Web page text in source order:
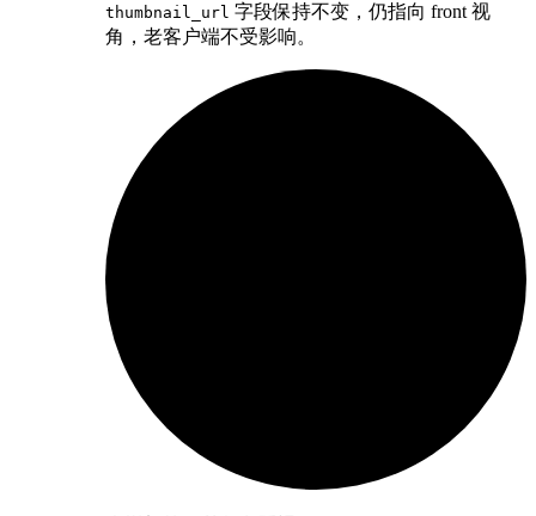
thumbnail_url 字段保持不变，仍指向 front 视
角，老客户端不受影响。